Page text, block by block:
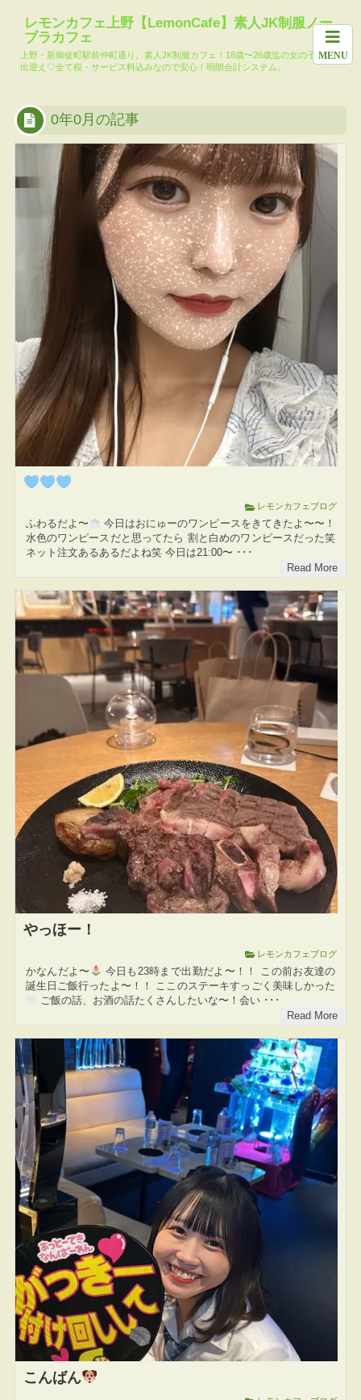
ホーム 料金システム 求人 女の子一覧
月間イベント
本日の出勤キ
ャスト
メール会員登
録
ブログ
リー池島
MENU
レモンカフェ上野【LemonCafe】素人JK制服ノー
ブラカフェ
上野・新御徒町駅前仲町通り。素人JK制服カフェ！18歳〜26歳迄の女の子達がお
出迎え♡全て税・サービス料込みなので安心！明朗会計システム。
0年0月の記事
レモンカフェブログ
ふわるだよ〜
今日はおにゅーのワンピースをきてきたよ〜〜！
水色のワンピースだと思ってたら 割と白めのワンピースだった笑
ネット注文あるあるだよね笑 今日は21:00〜 ･･･
Read More
やっほー！
レモンカフェブログ
かなんだよ〜
今日も23時まで出勤だよ〜！！ この前お友達の
誕生日ご飯行ったよ〜！！ ここのステーキすっごく美味しかった
ご飯の話、お酒の話たくさんしたいな〜！会い ･･･
Read More
こんばん